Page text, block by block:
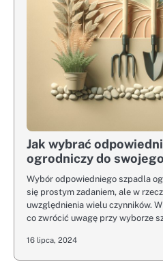
Jak wybrać
ogrodniczy do
Wybór odpowiedniego szpadla
się prostym zadaniem, ale w
uwzględnienia wielu czynników.
co zwrócić uwagę przy wyborze
16 lipca, 2024